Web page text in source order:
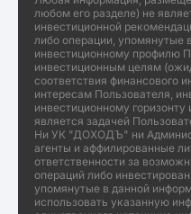
любом его разделе) не
инвестиционной
либо операции, упомянутые
инвестиционному профилю
инвестиционным целям
соответствия финансового
интересам Пользователя,
инвестиционному
является задачей
Ни УК "ДОХОДЪ" ни
агенты и аффилированные
ответственности за
операций либо
упомянутые в данной
использовать указанную